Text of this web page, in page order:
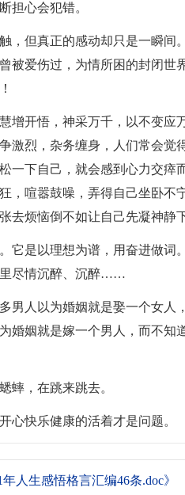
担心会犯错。
，但真正的感动却只是一瞬间
被爱伤过，为情所困的封闭世
增开悟，神采万千，以不变应
激烈，杂务缠身，人们常会觉
一下自己，就会感到心力交瘁
，喧嚣鼓噪，弄得自己坐卧不
去烦恼倒不如让自己先凝神静
它是以理想为谱，用奋进做词
里尽情沉醉、沉醉……
男人以为婚姻就是娶一个女人
婚姻就是嫁一个男人，而不知
蟀，在跳来跳去。
心快乐健康的活着才是问题。
年人生感悟格言汇编46条.doc》